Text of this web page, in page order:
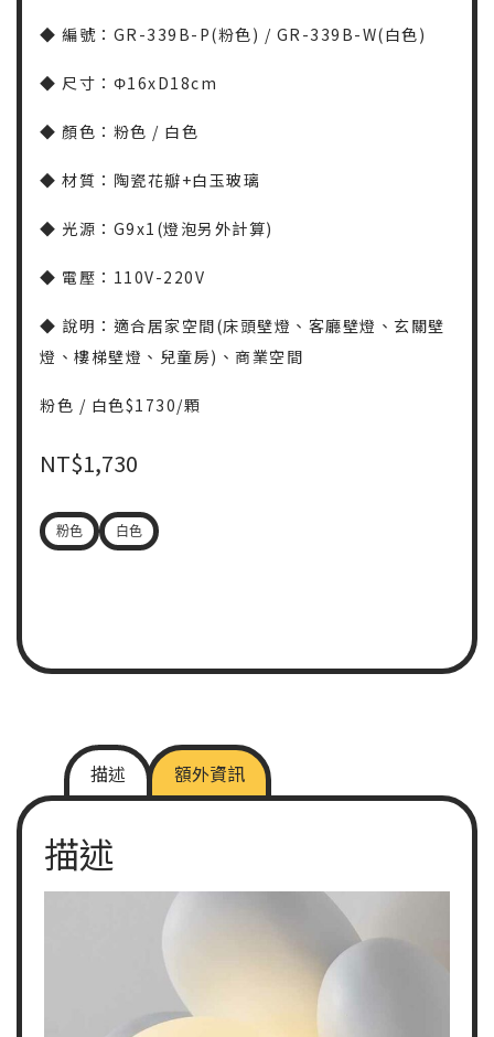
◆ 編號：GR-339B-P(粉色) / GR-339B-W(白色)
◆ 尺寸：Φ16xD18cm
◆ 顏色：粉色 / 白色
◆ 材質：陶瓷花瓣+白玉玻璃
◆ 光源：G9x1(燈泡另外計算)
◆ 電壓：110V-220V
◆ 說明：適合居家空間(床頭壁燈、客廳壁燈、玄關壁
燈、樓梯壁燈、兒童房)、商業空間
粉色 / 白色$1730/顆
NT$1,730
粉色 白色
描述 額外資訊
描述